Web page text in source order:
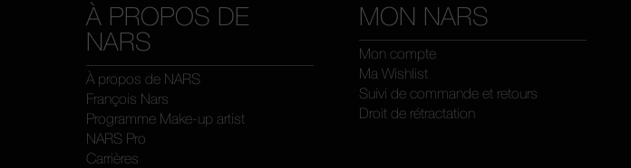
À PROPOS DE
NARS
À propos de NARS
François Nars
Programme Make-up artist
NARS Pro
Carrières
MON NARS
Mon compte
Ma Wishlist
Suivi de commande et retours
Droit de rétractation